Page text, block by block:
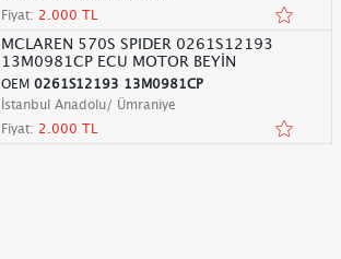
Fiyat: 2.000 TL
MCLAREN 570S SPIDER 0261S12193
13M0981CP ECU MOTOR BEYİN
OEM 0261S12193 13M0981CP
İstanbul Anadolu/ Ümraniye
Fiyat: 2.000 TL